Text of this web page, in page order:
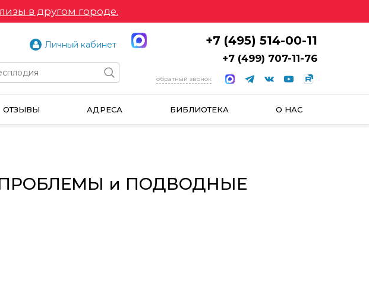
в другом городе.
Личный кабинет +7 (495) 514-00-11
+7 (499) 707-11-76
обратный звонок
ОТЗЫВЫ АДРЕСА БИБЛИОТЕКА О НАС
ПРОБЛЕМЫ и ПОДВОДНЫЕ